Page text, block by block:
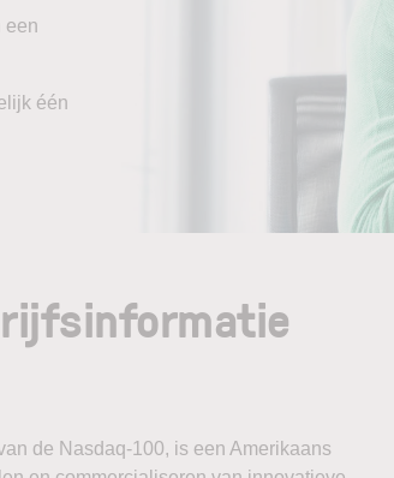
een
één
de Nasdaq-100, is een Amerikaans